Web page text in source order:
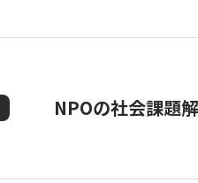
NPOの社会課題